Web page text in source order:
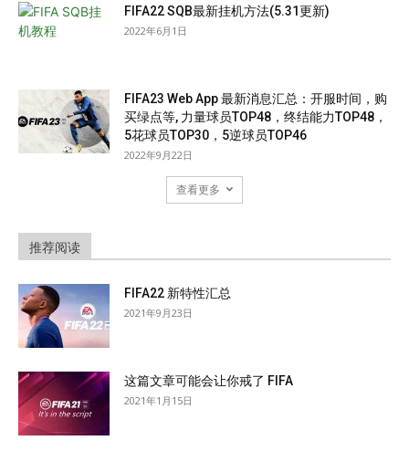
FIFA22 SQB最新挂机方法(5.31更新)
2022年6月1日
FIFA23 Web App 最新消息汇总：开服时间，购
买绿点等, 力量球员TOP48，终结能力TOP48，
5花球员TOP30，5逆球员TOP46
2022年9月22日
查看更多
推荐阅读
FIFA22 新特性汇总
2021年9月23日
这篇文章可能会让你戒了 FIFA
2021年1月15日